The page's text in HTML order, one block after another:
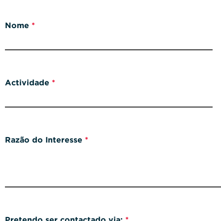
Nome
Actividade
Razão do Interesse